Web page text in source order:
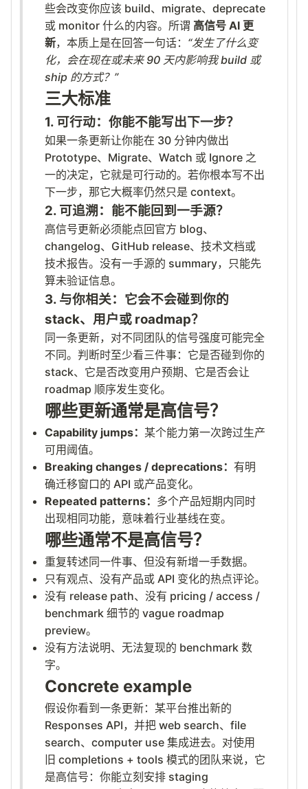
些会改变你应该 build、migrate、deprecate
或 monitor 什么的内容。所谓 高信号 AI 更
新，本质上是在回答一句话： “发生了什么变
化，会在现在或未来 90 天内影响我 build 或
ship 的方式？”
三大标准
1. 可行动：你能不能写出下一步？
如果一条更新让你能在 30 分钟内做出
Prototype、Migrate、Watch 或 Ignore 之
一的决定，它就是可行动的。若你根本写不出
下一步，那它大概率仍然只是 context。
2. 可追溯：能不能回到一手源？
高信号更新必须能点回官方 blog、
changelog、GitHub release、技术文档或
技术报告。没有一手源的 summary，只能先
算未验证信息。
3. 与你相关：它会不会碰到你的
stack、用户或 roadmap？
同一条更新，对不同团队的信号强度可能完全
不同。判断时至少看三件事：它是否碰到你的
stack、它是否改变用户预期、它是否会让
roadmap 顺序发生变化。
哪些更新通常是高信号？
Capability jumps： 某个能力第一次跨过生产
可用阈值。
Breaking changes / deprecations： 有明
确迁移窗口的 API 或产品变化。
Repeated patterns： 多个产品短期内同时
出现相同功能，意味着行业基线在变。
哪些通常不是高信号？
重复转述同一件事、但没有新增一手数据。
只有观点、没有产品或 API 变化的热点评论。
没有 release path、没有 pricing / access /
benchmark 细节的 vague roadmap
preview。
没有方法说明、无法复现的 benchmark 数
字。
Concrete example
假设你看到一条更新：某平台推出新的
Responses API，并把 web search、file
search、computer use 集成进去。对使用
旧 completions + tools 模式的团队来说，它
是高信号：你能立刻安排 staging